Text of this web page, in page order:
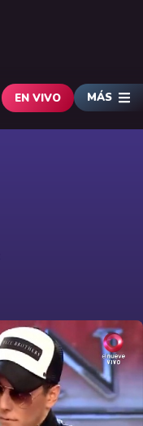
EN VIVO MÁS